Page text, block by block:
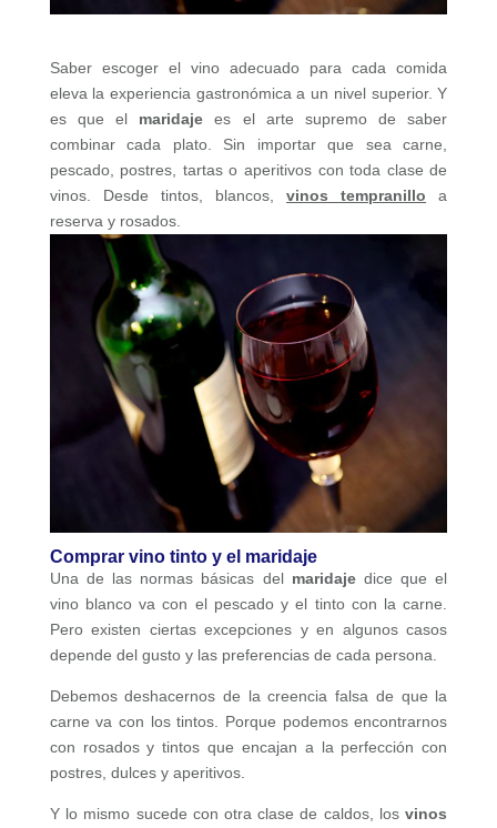
Saber escoger el vino adecuado para cada comida
eleva la experiencia gastronómica a un nivel superior. Y
es que el maridaje es el arte supremo de saber
combinar cada plato. Sin importar que sea carne,
pescado, postres, tartas o aperitivos con toda clase de
vinos. Desde tintos, blancos,vinos tempranillo a
reserva y rosados.
Comprar vino tinto y el maridaje
Una de las normas básicas del maridajedice que el
vino blanco va con el pescado y el tinto con la carne.
Pero existen ciertas excepciones y en algunos casos
depende del gusto y las preferencias de cada persona.
Debemos deshacernos de la creencia falsa de que la
carne va con los tintos. Porque podemos encontrarnos
con rosados y tintos que encajan a la perfección con
postres, dulces y aperitivos.
Y lo mismo sucede con otra clase de caldos, losvinos